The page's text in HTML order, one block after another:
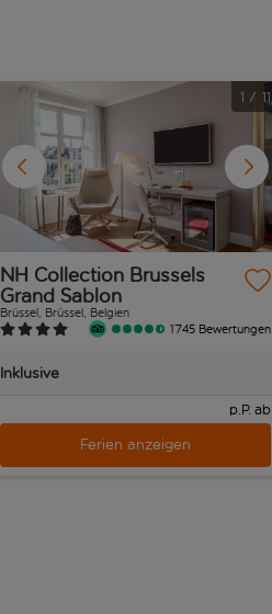
1 / 11
NH Collection Brussels
Grand Sablon
Brüssel, Brüssel, Belgien
1’745 Bewertungen
Inklusive
p.P. ab
Ferien anzeigen